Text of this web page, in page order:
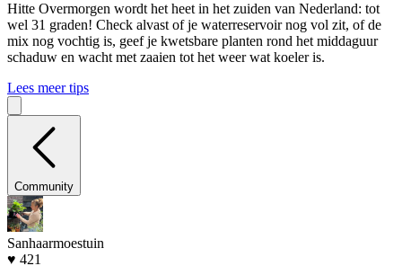
Hitte Overmorgen wordt het heet in het zuiden van Nederland: tot
wel 31 graden! Check alvast of je waterreservoir nog vol zit, of de
mix nog vochtig is, geef je kwetsbare planten rond het middaguur
schaduw en wacht met zaaien tot het weer wat koeler is.
Lees meer tips
Community
Sanhaarmoestuin
♥ 421